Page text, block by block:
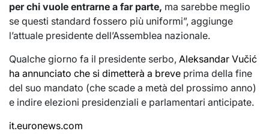
per chi vuole entrarne a far parte, ma sarebbe meglio
se questi standard fossero più uniformi”, aggiunge
l’attuale presidente dell’Assemblea nazionale.
Qualche giorno fa il presidente serbo, Aleksandar Vučić
ha annunciato che si dimetterà a breve prima della fine
del suo mandato (che scade a metà del prossimo anno)
e indire elezioni presidenziali e parlamentari anticipate.
it.euronews.com